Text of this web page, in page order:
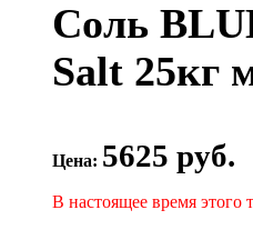
Соль
Salt 25кг
Цена: 5625 руб.
В настоящее время этого